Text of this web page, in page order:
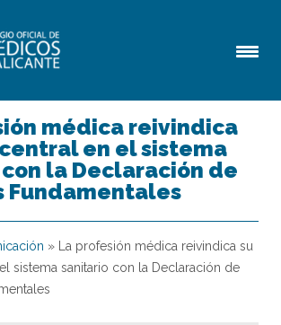
médica reivindica
en el sistema
la Declaración de
Fundamentales
»
La profesión médica reivindica su
sistema sanitario con la Declaración de